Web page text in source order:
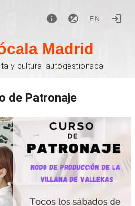
EN
Madrid
y cultural autogestionada
de Patronaje